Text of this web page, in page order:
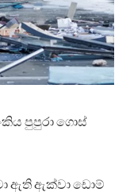
පුපුරා ගොස්
ඇති ඇක්වා ඩොම්